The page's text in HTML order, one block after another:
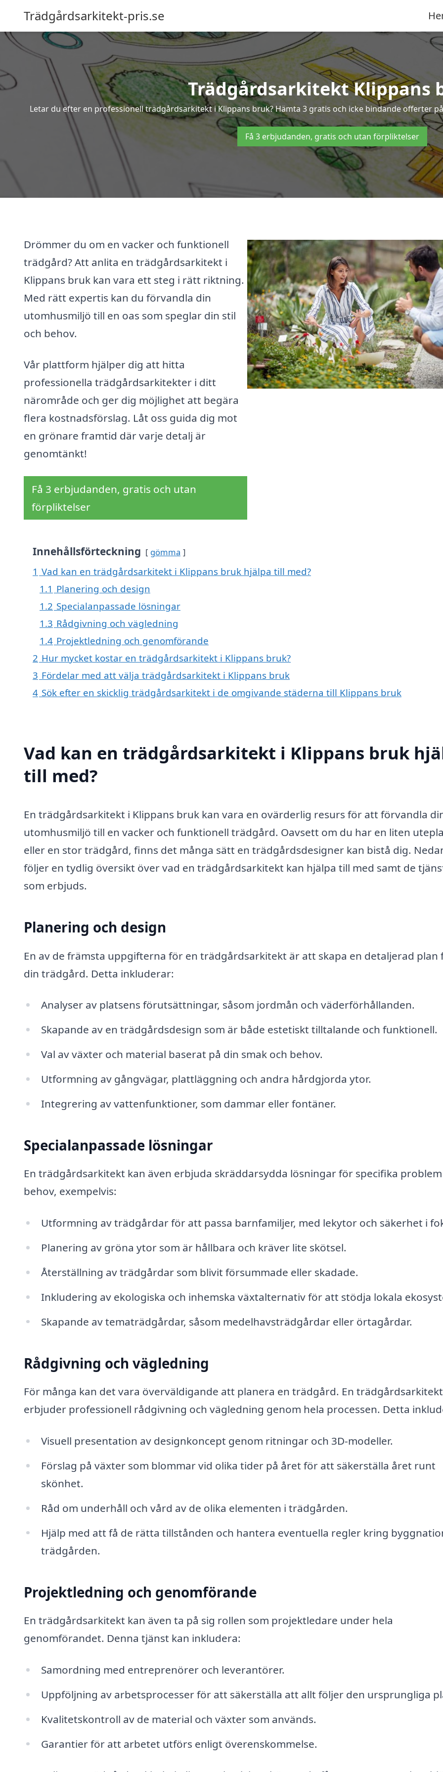
Trädgårdsarkitekt-pris.se
Trädgårdsarkitekt Klippans
Letar du efter en professionell trädgårdsarkitekt i Klippans bruk? Hämta 3 gratis och icke bindande offerter
Få 3 erbjudanden, gratis och utan förpliktelser
Drömmer du om en vacker och funktionell
trädgård? Att anlita en trädgårdsarkitekt i
Klippans bruk kan vara ett steg i rätt riktning.
Med rätt expertis kan du förvandla din
utomhusmiljö till en oas som speglar din stil
och behov.
Vår plattform hjälper dig att hitta
professionella trädgårdsarkitekter i ditt
närområde och ger dig möjlighet att begära
flera kostnadsförslag. Låt oss guida dig mot
en grönare framtid där varje detalj är
genomtänkt!
Få 3 erbjudanden, gratis och utan
förpliktelser
Innehållsförteckning gömma
1 Vad kan en trädgårdsarkitekt i Klippans bruk hjälpa till med?
1.1 Planering och design
1.2 Specialanpassade lösningar
1.3 Rådgivning och vägledning
1.4 Projektledning och genomförande
2 Hur mycket kostar en trädgårdsarkitekt i Klippans bruk?
3 Fördelar med att välja trädgårdsarkitekt i Klippans bruk
4 Sök efter en skicklig trädgårdsarkitekt i de omgivande städerna till Klippans bruk
Vad kan en trädgårdsarkitekt i Klippans bruk
till med?
En trädgårdsarkitekt i Klippans bruk kan vara en ovärderlig resurs för att förvandla
utomhusmiljö till en vacker och funktionell trädgård. Oavsett om du har en liten
eller en stor trädgård, finns det många sätt en trädgårdsdesigner kan bistå dig.
följer en tydlig översikt över vad en trädgårdsarkitekt kan hjälpa till med samt de
som erbjuds.
Planering och design
En av de främsta uppgifterna för en trädgårdsarkitekt är att skapa en detaljerad plan
din trädgård. Detta inkluderar:
Analyser av platsens förutsättningar, såsom jordmån och väderförhållanden.
Skapande av en trädgårdsdesign som är både estetiskt tilltalande och funktionell.
Val av växter och material baserat på din smak och behov.
Utformning av gångvägar, plattläggning och andra hårdgjorda ytor.
Integrering av vattenfunktioner, som dammar eller fontäner.
Specialanpassade lösningar
En trädgårdsarkitekt kan även erbjuda skräddarsydda lösningar för specifika
behov, exempelvis:
Utformning av trädgårdar för att passa barnfamiljer, med lekytor och säkerhet i
Planering av gröna ytor som är hållbara och kräver lite skötsel.
Återställning av trädgårdar som blivit försummade eller skadade.
Inkludering av ekologiska och inhemska växtalternativ för att stödja lokala
Skapande av tematrädgårdar, såsom medelhavsträdgårdar eller örtagårdar.
Rådgivning och vägledning
För många kan det vara överväldigande att planera en trädgård. En trädgårdsarkitekt
erbjuder professionell rådgivning och vägledning genom hela processen. Detta
Visuell presentation av designkoncept genom ritningar och 3D-modeller.
Förslag på växter som blommar vid olika tider på året för att säkerställa året runt
skönhet.
Råd om underhåll och vård av de olika elementen i trädgården.
Hjälp med att få de rätta tillstånden och hantera eventuella regler kring
trädgården.
Projektledning och genomförande
En trädgårdsarkitekt kan även ta på sig rollen som projektledare under hela
genomförandet. Denna tjänst kan inkludera:
Samordning med entreprenörer och leverantörer.
Uppföljning av arbetsprocesser för att säkerställa att allt följer den ursprungliga
Kvalitetskontroll av de material och växter som används.
Garantier för att arbetet utförs enligt överenskommelse.